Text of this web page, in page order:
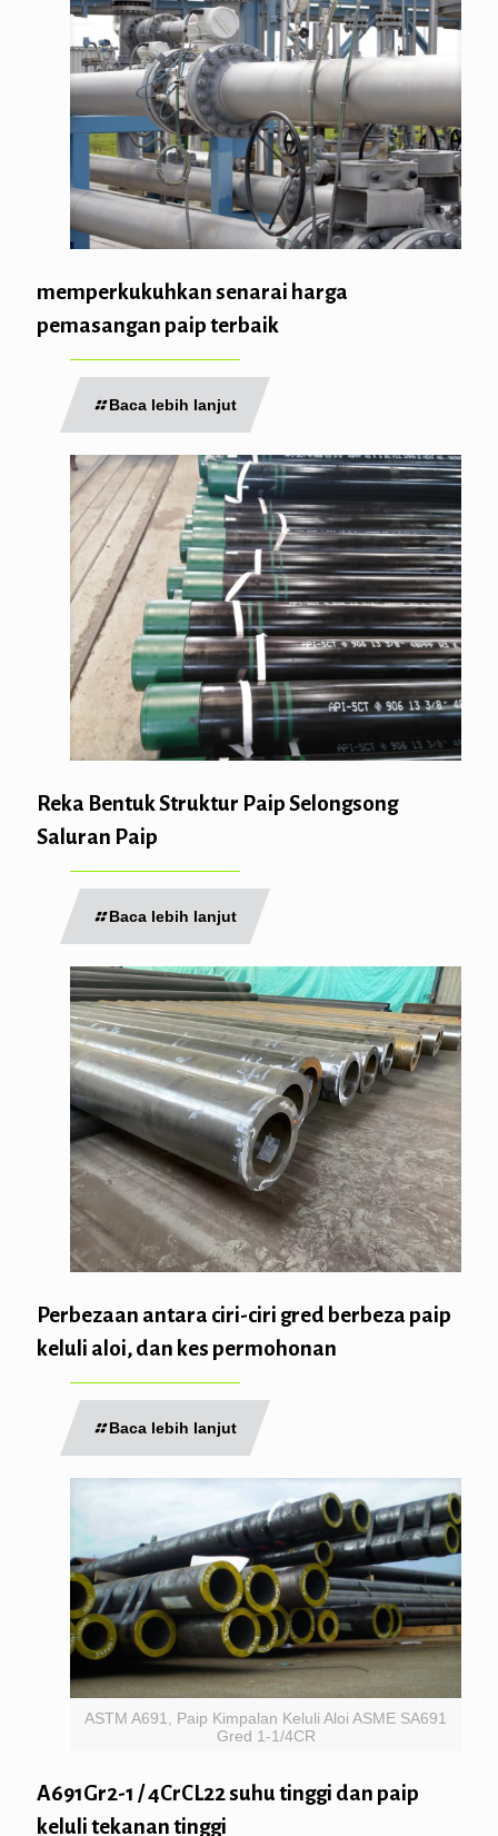
memperkukuhkan senarai harga
pemasangan paip terbaik
Baca lebih lanjut
Reka Bentuk Struktur Paip Selongsong
Saluran Paip
Baca lebih lanjut
Perbezaan antara ciri-ciri gred berbeza paip
keluli aloi, dan kes permohonan
Baca lebih lanjut
ASTM A691, Paip Kimpalan Keluli Aloi ASME SA691
Gred 1-1/4CR
A691Gr2-1 / 4CrCL22 suhu tinggi dan paip
keluli tekanan tinggi